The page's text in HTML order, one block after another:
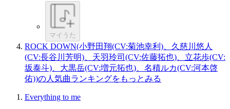
マイうた
ROCK DOWN(小野田翔(CV:菊池幸利)、久慈川悠人
(CV:長谷川芳明)、天羽玲司(CV:佐藤拓也)、立花歩(CV:
坂泰斗)、大黒岳(CV:増元拓也)、名積ルカ(CV:河本啓
佑))の人気曲ランキングをもっとみる
Everything to me